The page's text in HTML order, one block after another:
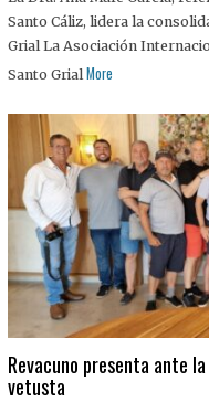
G
O
S
2
5
Santo Cáliz, lidera la
Grial La Asociación
Santo Grial More
Revacuno presenta ante
vetusta